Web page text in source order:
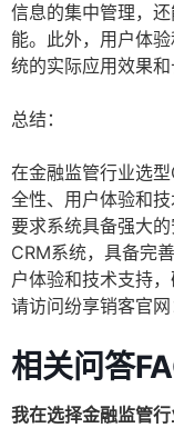
信息的集中管理，
能。此外，用户体
统的实际应用效果和
总结：
在金融监管行业选
全性、用户体验和
要求系统具备强大
CRM系统，具备完
户体验和技术支持
请访问纷享销客官网
相关问答
我在选择金融监管